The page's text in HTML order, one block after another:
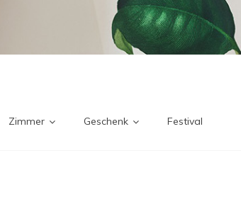
Zimmer Geschenk Festival